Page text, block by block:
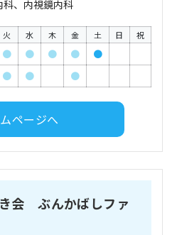
、内視鏡内科
火 水 木 金 土 日 祝
● ● ● ●
●
● ● ●
ページへ
会 ぶんかばしファ